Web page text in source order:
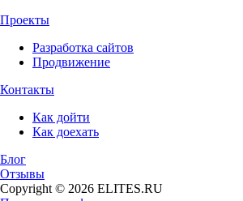
Проекты
Разработка сайтов
Продвижение
Контакты
Как дойти
Как доехать
Блог
Отзывы
Copyright © 2026 ELITES.RU